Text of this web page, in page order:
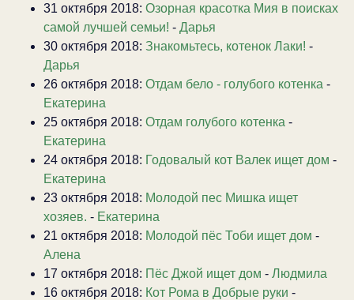
31 октября 2018: Озорная красотка Мия в поисках
самой лучшей семьи! - Дарья
30 октября 2018: Знакомьтесь, котенок Лаки! -
Дарья
26 октября 2018: Отдам бело - голубого котенка -
Екатерина
25 октября 2018: Отдам голубого котенка -
Екатерина
24 октября 2018: Годовалый кот Валек ищет дом -
Екатерина
23 октября 2018: Молодой пес Мишка ищет
хозяев. - Екатерина
21 октября 2018: Молодой пёс Тоби ищет дом -
Алена
17 октября 2018: Пёс Джой ищет дом - Людмила
16 октября 2018: Кот Рома в Добрые руки -